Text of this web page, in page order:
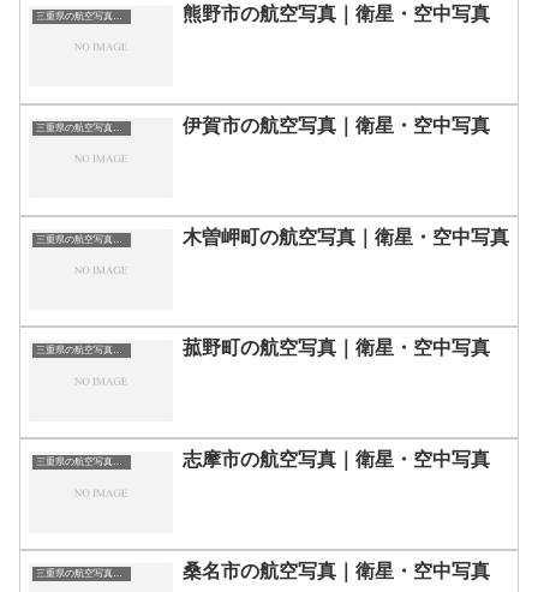
熊野市の航空写真｜衛星・空中写真
伊賀市の航空写真｜衛星・空中写真
木曽岬町の航空写真｜衛星・空中写真
三重県の航空写真・空中写真 菰野町の航空写真｜衛星・空中写真
三重県の航空写真・空中写真 志摩市の航空写真｜衛星・空中写真
三重県の航空写真・空中写真 桑名市の航空写真｜衛星・空中写真